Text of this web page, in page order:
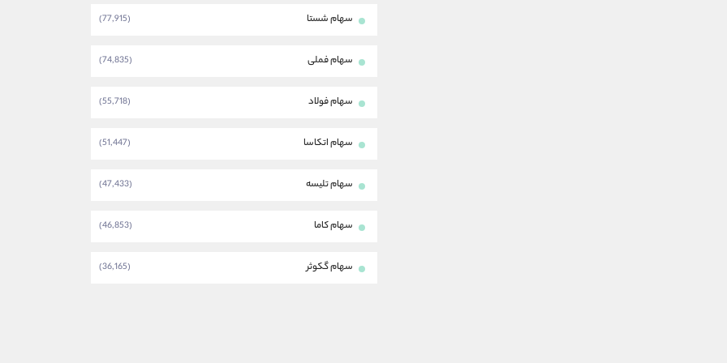
سهام شستا (77,915)
سهام فملی (74,835)
سهام فولاد (55,718)
سهام اتکاسا (51,447)
سهام تلیسه (47,433)
سهام کاما (46,853)
سهام گکوثر (36,165)